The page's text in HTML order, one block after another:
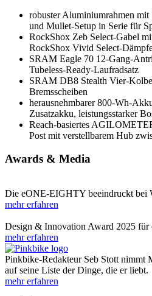
robuster Aluminiumrahmen
und Mullet-Setup in Serie für
RockShox Zeb Select-Gabel
RockShox Vivid Select-
SRAM Eagle 70 12-Gang-
Tubeless-Ready-Laufradsatz
SRAM DB8 Stealth Vier-
Bremsscheiben
herausnehmbarer 800-Wh-
Zusatzakku, leistungsstarker
Reach-basiertes
Post mit verstellbarem Hub
Awards & Media
Die eONE-EIGHTY beeindruckt bei
mehr erfahren
Design & Innovation Award 2025
mehr erfahren
Pinkbike-Redakteur Seb Stott
auf seine Liste der Dinge, die er liebt.
mehr erfahren